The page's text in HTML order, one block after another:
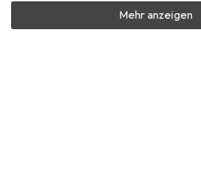
Mehr anzeigen